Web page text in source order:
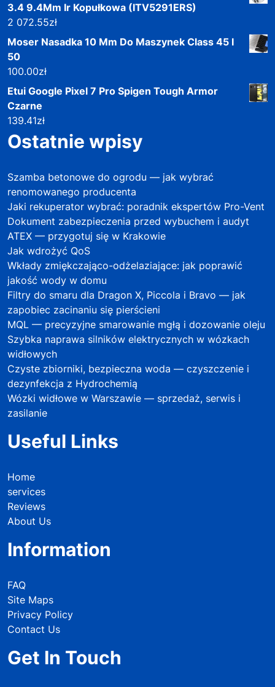
3.4 9.4Mm Ir Kopułkowa (ITV5291ERS)
2 072.55zł
Moser Nasadka 10 Mm Do Maszynek Class 45 I
50
100.00zł
Etui Google Pixel 7 Pro Spigen Tough Armor
Czarne
139.41zł
Ostatnie wpisy
Szamba betonowe do ogrodu — jak wybrać
renomowanego producenta
Jaki rekuperator wybrać: poradnik ekspertów Pro-Vent
Dokument zabezpieczenia przed wybuchem i audyt
ATEX — przygotuj się w Krakowie
Jak wdrożyć QoS
Wkłady zmiękczająco-odżelaziające: jak poprawić
jakość wody w domu
Filtry do smaru dla Dragon X, Piccola i Bravo — jak
zapobiec zacinaniu się pierścieni
MQL — precyzyjne smarowanie mgłą i dozowanie oleju
Szybka naprawa silników elektrycznych w wózkach
widłowych
Czyste zbiorniki, bezpieczna woda — czyszczenie i
dezynfekcja z Hydrochemią
Wózki widłowe w Warszawie — sprzedaż, serwis i
zasilanie
Useful Links
Home
services
Reviews
About Us
Information
FAQ
Site Maps
Privacy Policy
Contact Us
Get In Touch